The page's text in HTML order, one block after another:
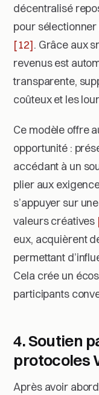
décentralisé
pour
[12]. Grâce aux
revenus est
transparente,
coûteux et les
Ce modèle offre
opportunité :
accédant à un
plier aux
s’appuyer sur
valeurs créatives
eux, acquièrent
permettant
Cela crée un
participants
4. Soutien
protocoles
Après avoir